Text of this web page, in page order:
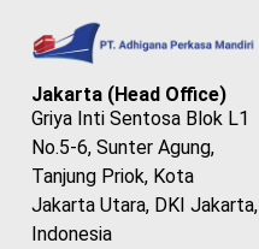
Jakarta (Head Office)
Griya Inti Sentosa Blok L1
No.5-6, Sunter Agung,
Tanjung Priok, Kota
Jakarta Utara, DKI Jakarta,
Indonesia